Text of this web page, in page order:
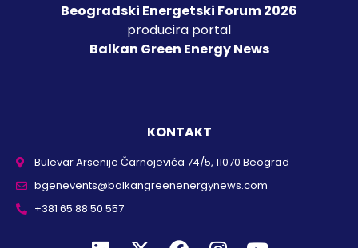
Beogradski Energetski Forum 2026
producira portal
Balkan Green Energy News
KONTAKT
Bulevar Arsenije Čarnojevića 74/5, 11070 Beograd
bgenevents@balkangreenenergynews.com
+381 65 88 50 557